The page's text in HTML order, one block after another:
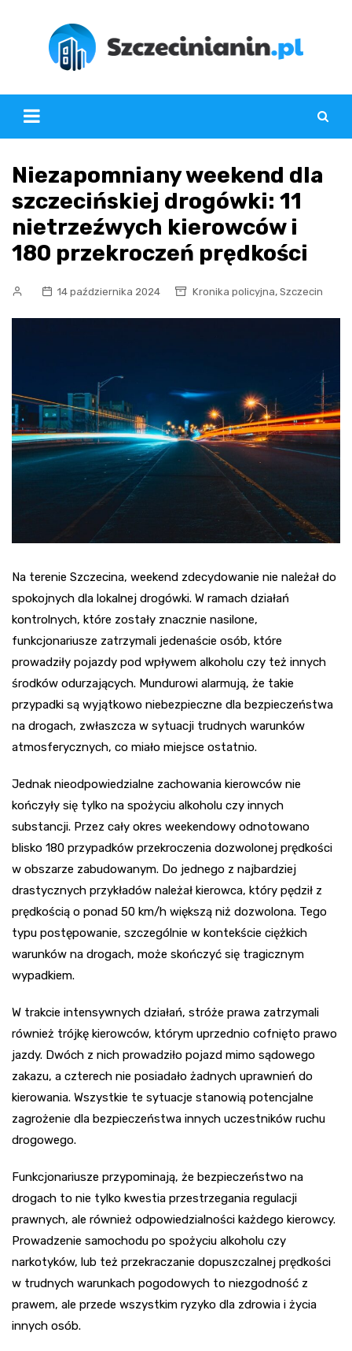
Niezapomniany weekend dla
szczecińskiej drogówki: 11
nietrzeźwych kierowców i
180 przekroczeń prędkości
14 października 2024 Kronika policyjna, Szczecin
Na terenie Szczecina, weekend zdecydowanie nie należał do
spokojnych dla lokalnej drogówki. W ramach działań
kontrolnych, które zostały znacznie nasilone,
funkcjonariusze zatrzymali jedenaście osób, które
prowadziły pojazdy pod wpływem alkoholu czy też innych
środków odurzających. Mundurowi alarmują, że takie
przypadki są wyjątkowo niebezpieczne dla bezpieczeństwa
na drogach, zwłaszcza w sytuacji trudnych warunków
atmosferycznych, co miało miejsce ostatnio.
Jednak nieodpowiedzialne zachowania kierowców nie
kończyły się tylko na spożyciu alkoholu czy innych
substancji. Przez cały okres weekendowy odnotowano
blisko 180 przypadków przekroczenia dozwolonej prędkości
w obszarze zabudowanym. Do jednego z najbardziej
drastycznych przykładów należał kierowca, który pędził z
prędkością o ponad 50 km/h większą niż dozwolona. Tego
typu postępowanie, szczególnie w kontekście ciężkich
warunków na drogach, może skończyć się tragicznym
wypadkiem.
W trakcie intensywnych działań, stróże prawa zatrzymali
również trójkę kierowców, którym uprzednio cofnięto prawo
jazdy. Dwóch z nich prowadziło pojazd mimo sądowego
zakazu, a czterech nie posiadało żadnych uprawnień do
kierowania. Wszystkie te sytuacje stanowią potencjalne
zagrożenie dla bezpieczeństwa innych uczestników ruchu
drogowego.
Funkcjonariusze przypominają, że bezpieczeństwo na
drogach to nie tylko kwestia przestrzegania regulacji
prawnych, ale również odpowiedzialności każdego kierowcy.
Prowadzenie samochodu po spożyciu alkoholu czy
narkotyków, lub też przekraczanie dopuszczalnej prędkości
w trudnych warunkach pogodowych to niezgodność z
prawem, ale przede wszystkim ryzyko dla zdrowia i życia
innych osób.